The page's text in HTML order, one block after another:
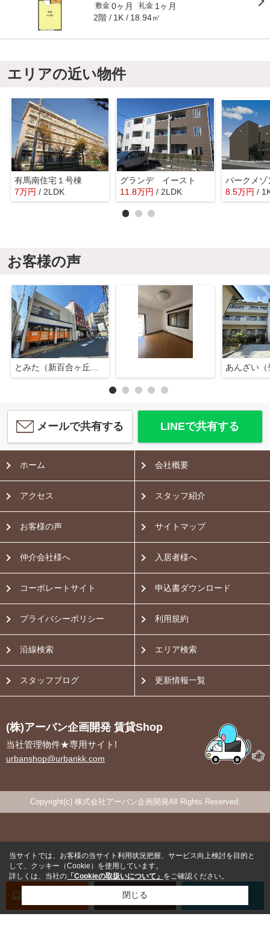
敷金 0ヶ月 礼金 1ヶ月
2階 1K 18.94㎡
エリアの近い物件
有馬南住宅１号棟
7万円 / 2LDK
グランデ イースト
11.8万円 / 2LDK
パークメゾ
8.5万円 /
お客様の声
あんざい（
メールで共有する LINEで共有する
お問い合わせ
ホーム 会社概要
アクセス スタッフ紹介
お客様の声 サイトマップ
仲介会社様へ 入居者様へ
コーポレートサイト 申込書ダウンロード
プライバシーポリシー 利用規約
沿線検索 エリア検索
スタッフブログ 更新情報一覧
(株)アーバン企画開発 賃貸Shop
当社管理物件★専用サイト!
urbanshop@urbankk.com
Copyright(c) 株式会社アーバン企画開発All Rights Reserved.
当サイトでは、お客様の当サイト利用状況把握、サービス向上検討を目的と
して、クッキー（Cookie）を使用しています。
詳しくは、当社の 「Cookieの取扱いについて」 をご確認ください。
閉じる